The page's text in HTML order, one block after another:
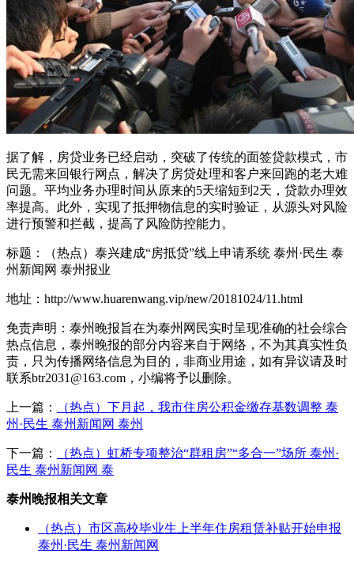
据了解，房贷业务已经启动，突破了传统的面签贷款模式，市
民无需来回银行网点，解决了房贷处理和客户来回跑的老大难
问题。平均业务办理时间从原来的5天缩短到2天，贷款办理效
率提高。此外，实现了抵押物信息的实时验证，从源头对风险
进行预警和拦截，提高了风险防控能力。
标题：（热点）泰兴建成“房抵贷”线上申请系统 泰州·民生 泰
州新闻网 泰州报业
地址：http://www.huarenwang.vip/new/20181024/11.html
免责声明：泰州晚报旨在为泰州网民实时呈现准确的社会综合
热点信息，泰州晚报的部分内容来自于网络，不为其真实性负
责，只为传播网络信息为目的，非商业用途，如有异议请及时
联系btr2031@163.com，小编将予以删除。
上一篇：
（热点）下月起，我市住房公积金缴存基数调整 泰
州·民生 泰州新闻网 泰州
下一篇：
（热点）虹桥专项整治“群租房”“多合一”场所 泰州·
民生 泰州新闻网 泰
泰州晚报相关文章
（热点）市区高校毕业生上半年住房租赁补贴开始申报
泰州·民生 泰州新闻网